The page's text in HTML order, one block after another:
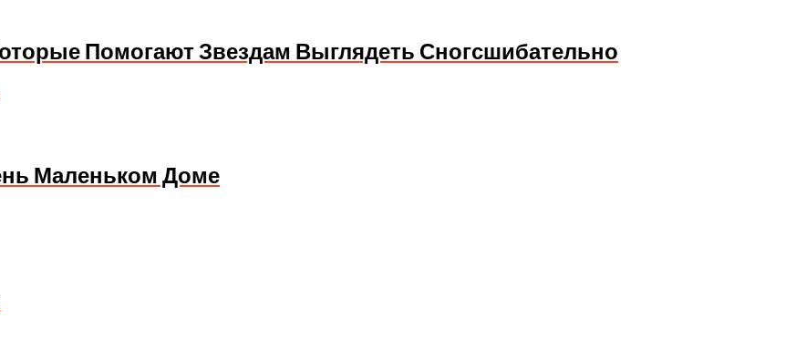
Помогают Звездам Выглядеть Сногсшибательно
Маленьком Доме